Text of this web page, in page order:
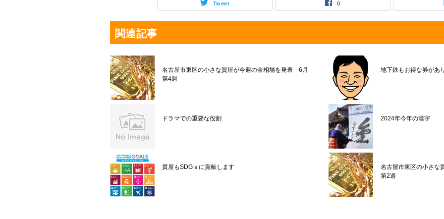
Tweet 0
関連記事
名古屋市東区の小さな質屋が今週の金相場を発表 6月
第4週
地下鉄もお得な券があ
ドラマでの重要な役割 2024年今年の漢字
質屋もSDGｓに貢献します
名古屋市東区の小さな
第2週